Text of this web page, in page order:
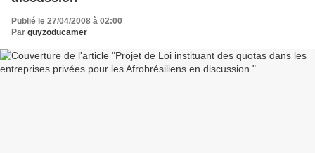
Publié le 27/04/2008 à 02:00
Par guyzoducamer